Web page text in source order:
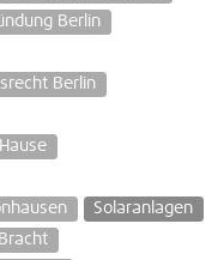
Berlin
Berlin
Solaranlagen